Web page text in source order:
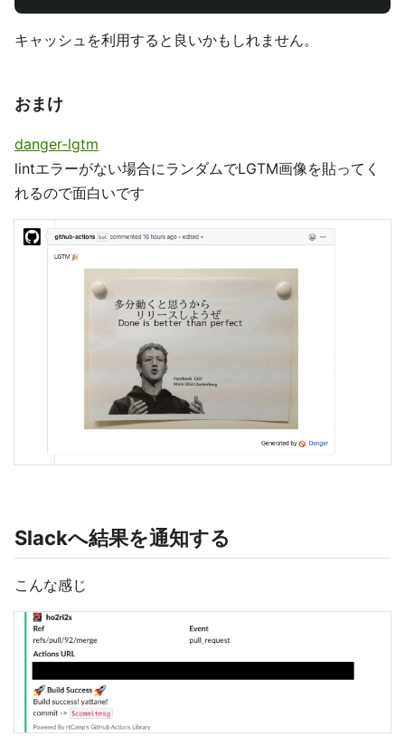
キャッシュを利用すると良いかもしれません。
おまけ
danger-lgtm
lintエラーがない場合にランダムでLGTM画像を貼ってく
れるので面白いです
Slackへ結果を通知する
こんな感じ